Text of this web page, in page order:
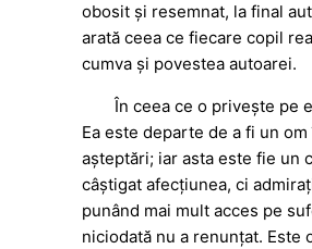
obosit și resemnat, la final
arată ceea ce fiecare copil
cumva și povestea autoarei.
În ceea ce o privește pe
Ea este departe de a fi un
așteptări; iar asta este fie un
câștigat afecțiunea, ci
punând mai mult acces pe
niciodată nu a renunțat. Este